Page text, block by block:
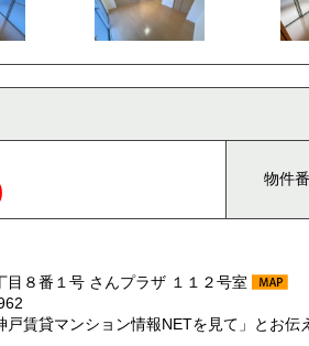
物件
８番１号 さんプラザ １１２号室
賃貸マンション情報NETを見て」とお伝